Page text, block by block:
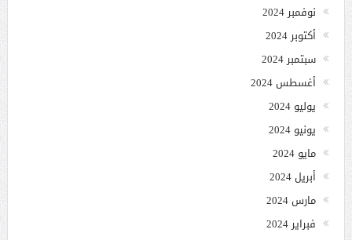
نوفمبر 2024
أكتوبر 2024
سبتمبر 2024
أغسطس 2024
يوليو 2024
يونيو 2024
مايو 2024
أبريل 2024
مارس 2024
فبراير 2024